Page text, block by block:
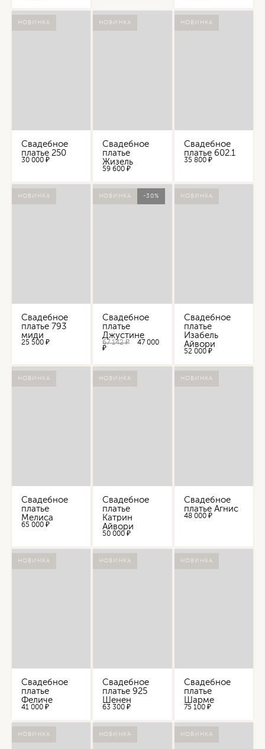
НОВИНКА
Свадебное
платье 250
30 000 ₽
НОВИНКА
Свадебное
платье
Жизель
59 600 ₽
НОВИНКА
Свадебное
платье 602.1
35 800 ₽
НОВИНКА
Свадебное
платье 793
миди
25 500 ₽
НОВИНКА -30%
Свадебное
платье
Джустине
67 142 ₽
47 000
₽
НОВИНКА
Свадебное
платье
Изабель
Айвори
52 000 ₽
НОВИНКА
Свадебное
платье
Мелиса
65 000 ₽
НОВИНКА
Свадебное
платье
Катрин
Айвори
50 000 ₽
НОВИНКА
Свадебное
платье Агнис
48 000 ₽
НОВИНКА
Свадебное
платье
Феличе
41 000 ₽
НОВИНКА
Свадебное
платье 925
Шенен
63 300 ₽
НОВИНКА
Свадебное
платье
Шарме
75 100 ₽
НОВИНКА НОВИНКА НОВИНКА